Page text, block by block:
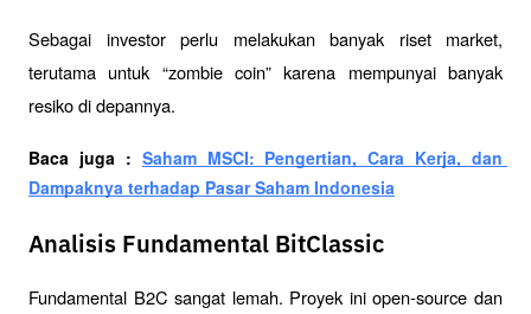
Sebagai investor perlu melakukan banyak riset market,
terutama untuk “zombie coin” karena mempunyai banyak
resiko di depannya.
Baca juga : Saham MSCI: Pengertian, Cara Kerja, dan
Dampaknya terhadap Pasar Saham Indonesia
Analisis Fundamental BitClassic
Fundamental B2C sangat lemah. Proyek ini open-source dan